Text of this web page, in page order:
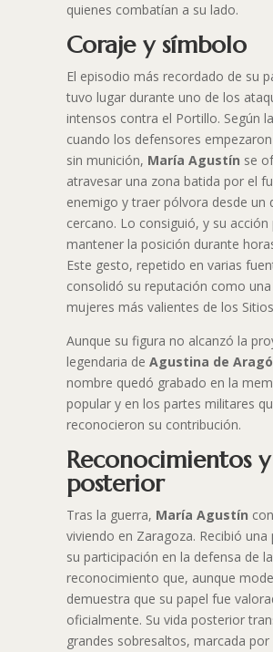
quienes combatían a su lado.
Coraje y símbolo
El episodio más recordado de su
tuvo lugar durante uno de los
intensos contra el Portillo. Según
cuando los defensores
sin munición, María Agustín se
atravesar una zona batida por el
enemigo y traer pólvora desde un
cercano. Lo consiguió, y su
mantener la posición durante
Este gesto, repetido en varias
consolidó su reputación como una
mujeres más valientes de los
Aunque su figura no alcanzó la
legendaria de Agustina de
nombre quedó grabado en la
popular y en los partes militares
reconocieron su contribución.
Reconocimientos
posterior
Tras la guerra, María Agustín
viviendo en Zaragoza. Recibió
su participación en la defensa de
reconocimiento que, aunque
demuestra que su papel fue
oficialmente. Su vida posterior
grandes sobresaltos, marcada por